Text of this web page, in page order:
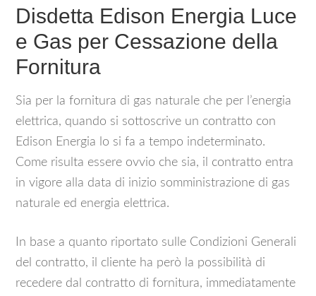
Disdetta Edison Energia Luce
e Gas per Cessazione della
Fornitura
Sia per la fornitura di gas naturale che per l’energia
elettrica, quando si sottoscrive un contratto con
Edison Energia lo si fa a tempo indeterminato.
Come risulta essere ovvio che sia, il contratto entra
in vigore alla data di inizio somministrazione di gas
naturale ed energia elettrica.
In base a quanto riportato sulle Condizioni Generali
del contratto, il cliente ha però la possibilità di
recedere dal contratto di fornitura, immediatamente